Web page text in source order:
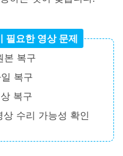
요한 영상 문제
본 복구
복구
복구
수리 가능성 확인